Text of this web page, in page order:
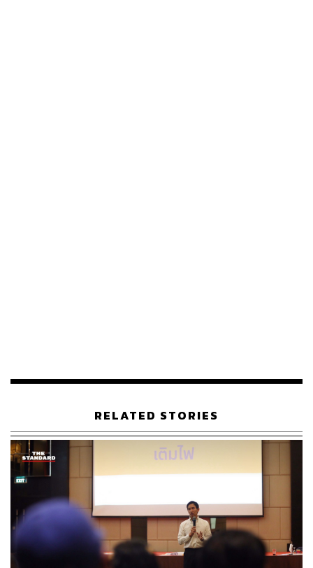
RELATED STORIES